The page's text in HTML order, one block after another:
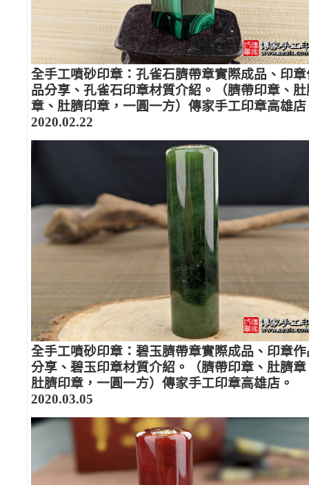
全手工噴砂印章：孔雀石臍帶章實際成品、印章
品分享、孔雀石印章材質介紹。（臍帶印章、肚
章、肚臍印章，一圓一方）傳家手工印章高雄店
2020.02.22
全手工噴砂印章：碧玉臍帶章實際成品、印章作
分享、碧玉印章材質介紹。（臍帶印章、肚臍章
肚臍印章，一圓一方）傳家手工印章高雄店。
2020.03.05